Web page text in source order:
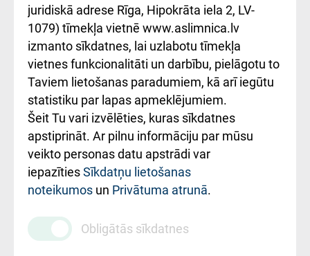
kārtība
Kā pie mums nokļūt
Rēķinu apmaksas
ceļvedis
Rekvizīti un
ārstniecības
iestādes kods
010000234
Maksas
pakalpojumu
Україною
juridiskā adrese Rīga, Hipokrāta iela 2, LV-
1079) tīmekļa vietnē www.aslimnica.lv
izmanto sīkdatnes, lai uzlabotu tīmekļa
vietnes funkcionalitāti un darbību, pielāgotu to
Taviem lietošanas paradumiem, kā arī iegūtu
statistiku par lapas apmeklējumiem.
Šeit Tu vari izvēlēties, kuras sīkdatnes
apstiprināt. Ar pilnu informāciju par mūsu
veikto personas datu apstrādi var
iepazītiesSīkdatņu lietošanas
noteikumos un Privātuma atrunā.
Obligātās sīkdatnes